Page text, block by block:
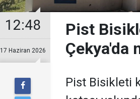
12:48
17 Haziran 2026
Pist
Çekya'da
Pist Bisikleti